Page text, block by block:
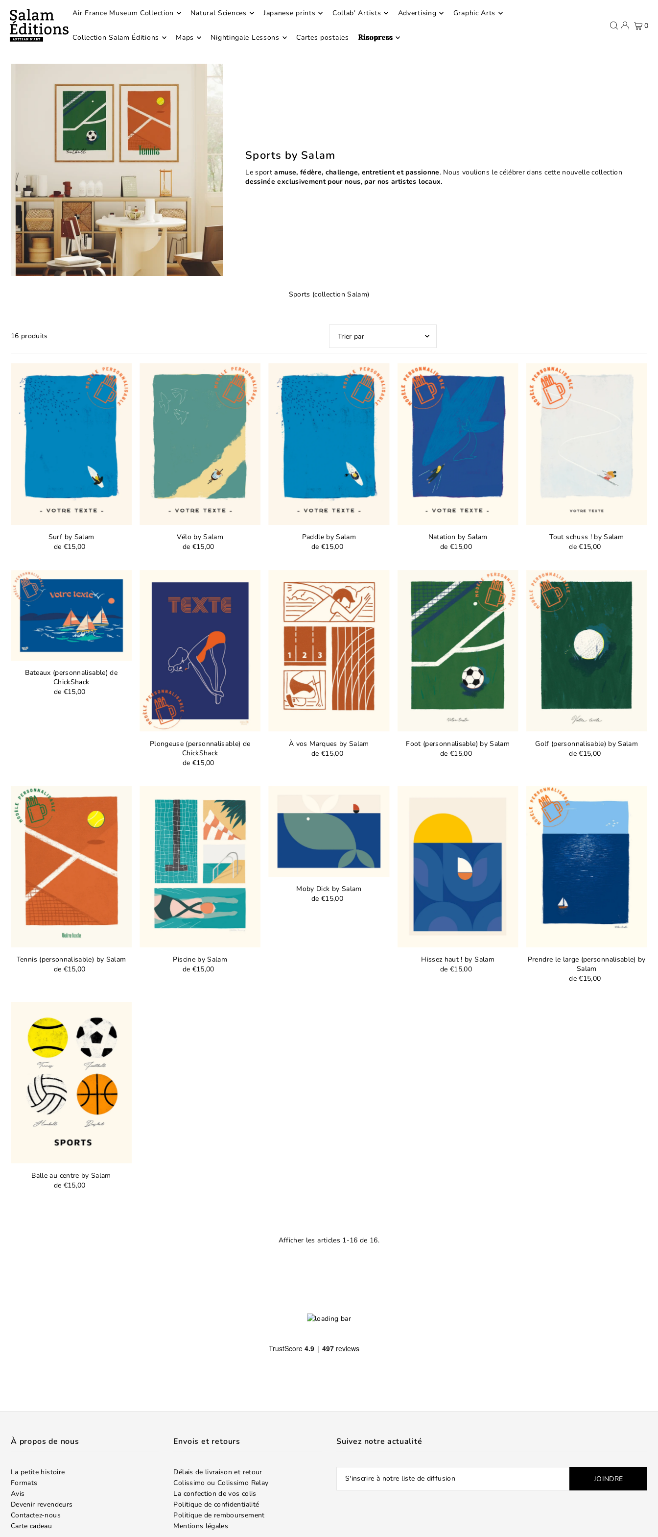
Air France Museum Collection Natural Sciences Japanese prints Collab' Artists Advertising Graphic Arts
Collection Salam Éditions Maps Nightingale Lessons Cartes postales
0
Sports by Salam
Le sportamuse, fédère, challenge, entretient et passionne. Nous voulions le célébrer dans cette nouvelle collection
dessinée exclusivement pour nous, par nos artistes locaux.
Sports (collection Salam)
16 produits
Featured
Most relevant
Best selling
Alphabetically, A-Z
Alphabetically, Z-A
Price, low to high
Price, high to low
Date, old to new
Date, new to old
Surf by Salam
de €15,00
Vélo by Salam
de €15,00
Paddle by Salam
de €15,00
Natation by Salam
de €15,00
Tout schuss ! by Salam
de €15,00
Bateaux (personnalisable) de
ChickShack
de €15,00
Plongeuse (personnalisable) de
ChickShack
de €15,00
À vos Marques by Salam
de €15,00
Foot (personnalisable) by Salam
de €15,00
Golf (personnalisable) by Salam
de €15,00
Tennis (personnalisable) by Salam
de €15,00
Piscine by Salam
de €15,00
Moby Dick by Salam
de €15,00
Hissez haut ! by Salam
de €15,00
Prendre le large (personnalisable) by
Salam
de €15,00
Balle au centre by Salam
de €15,00
Afficher les articles 1-16 de 16.
À propos de nous
La petite histoire
Formats
Avis
Devenir revendeurs
Contactez-nous
Carte cadeau
Envois et retours
Délais de livraison et retour
Colissimo ou Colissimo Relay
La confection de vos colis
Politique de confidentialité
Politique de remboursement
Mentions légales
Suivez notre actualité